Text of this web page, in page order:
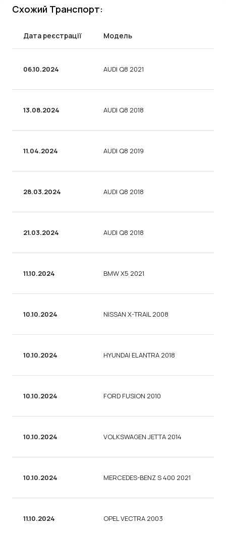
Схожий Транспорт:
Дата реєстрації Модель
06.10.2024 AUDI Q8 2021
13.08.2024 AUDI Q8 2018
11.04.2024 AUDI Q8 2019
28.03.2024 AUDI Q8 2018
21.03.2024 AUDI Q8 2018
11.10.2024 BMW X5 2021
10.10.2024 NISSAN X-TRAIL 2008
10.10.2024 HYUNDAI ELANTRA 2018
10.10.2024 FORD FUSION 2010
10.10.2024 VOLKSWAGEN JETTA 2014
10.10.2024 MERCEDES-BENZ S 400 2021
11.10.2024 OPEL VECTRA 2003